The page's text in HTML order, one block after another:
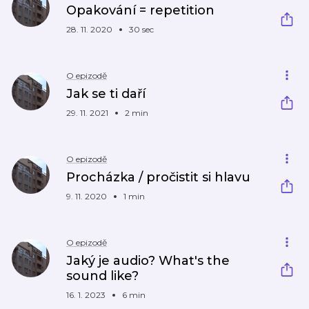
Opakování = repetition
28. 11. 2020 30 sec
O epizodě
Jak se ti daří
29. 11. 2021 2 min
O epizodě
Procházka / pročistit si hlavu
9. 11. 2020 1 min
O epizodě
Jaký je audio? What's the
sound like?
16. 1. 2023 6 min